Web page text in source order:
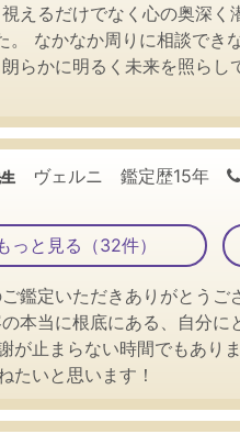
えるだけでなく心の奥深
なかなか周りに相談でき
らかに明るく未来を照ら
ヴェルニ 鑑定歴15年
っと見る（32件）
鑑定いただきありがとう
本当に根底にある、自分
が止まらない時間でもあ
たいと思います！